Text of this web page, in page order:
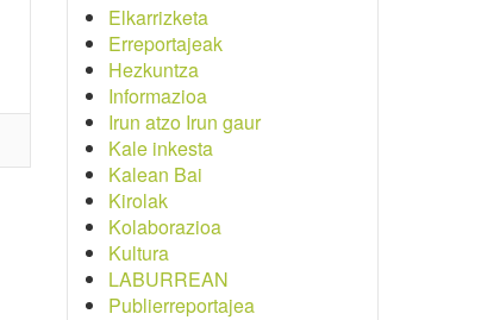
Elkarrizketa
Erreportajeak
Hezkuntza
Informazioa
Irun atzo Irun gaur
Kale inkesta
Kalean Bai
Kirolak
Kolaborazioa
Kultura
LABURREAN
Publierreportajea